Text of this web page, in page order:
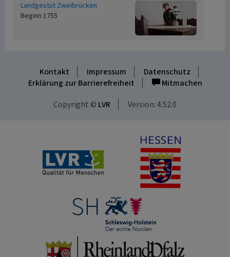
Landgestüt Zweibrücken
Beginn 1755
Kontakt Impressum
Datenschutz
Erklärung zur Barrierefreiheit
Mitmachen
Copyright © LVR Version: 4.52.0